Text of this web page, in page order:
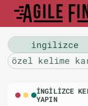
i̇ngilizce
özel kelime
İNGILIZCE
YAPIN